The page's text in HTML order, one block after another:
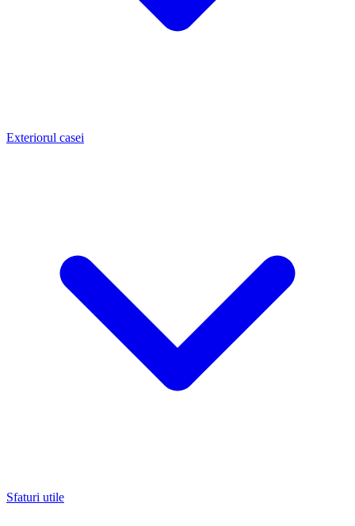
Exteriorul casei
Sfaturi utile